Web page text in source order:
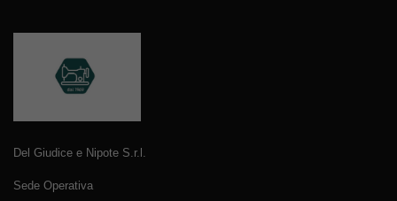
Del Giudice e Nipote S.r.l.
Sede Operativa